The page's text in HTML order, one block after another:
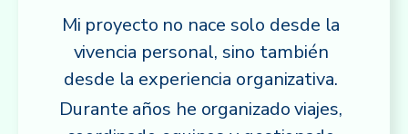
Mi proyecto no nace solo desde la
vivencia personal, sino también
desde la experiencia organizativa.
Durante años he organizado viajes,